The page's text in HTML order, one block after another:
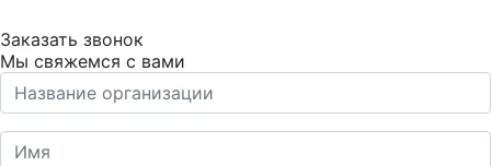
Заказать звонок
Мы свяжемся с вами